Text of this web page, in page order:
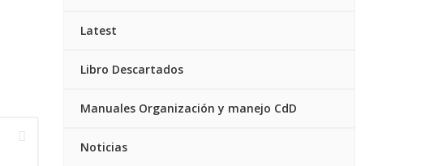
Latest
Libro Descartados
Manuales Organización y manejo CdD
Noticias